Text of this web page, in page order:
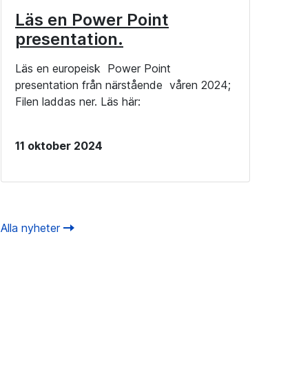
Läs en Power Point
presentation.
Läs en europeisk Power Point
presentation från närstående våren 2024;
Filen laddas ner. Läs här:
11 oktober 2024
Alla nyheter